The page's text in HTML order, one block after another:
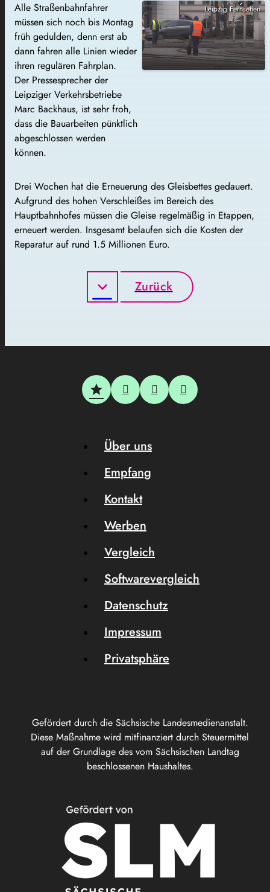
Alle Straßenbahnfahrer
müssen sich noch bis Montag
früh gedulden, denn erst ab
dann fahren alle Linien wieder
ihren regulären Fahrplan.
Der Pressesprecher der
Leipziger Verkehrsbetriebe
Marc Backhaus, ist sehr froh,
dass die Bauarbeiten pünktlich
abgeschlossen werden
können.
Leipzig Fernsehen
Drei Wochen hat die Erneuerung des Gleisbettes gedauert.
Aufgrund des hohen Verschleißes im Bereich des
Hauptbahnhofes müssen die Gleise regelmäßig in Etappen,
erneuert werden. Insgesamt belaufen sich die Kosten der
Reparatur auf rund 1.5 Millionen Euro.
Zurück
Gefördert durch die Sächsische Landesmedienanstalt.
Diese Maßnahme wird mitfinanziert durch Steuermittel
auf der Grundlage des vom Sächsischen Landtag
beschlossenen Haushaltes.
Über uns
Empfang
Kontakt
Werben
Vergleich
Softwarevergleich
Datenschutz
Impressum
Privatsphäre